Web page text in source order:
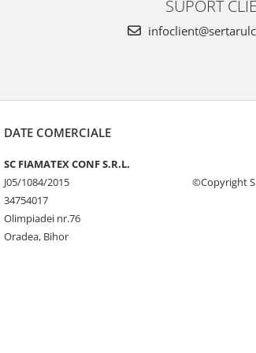
SUPORT
DATE COMERCIALE
SC FIAMATEX CONF S.R.L.
J05/1084/2015
34754017
Olimpiadei nr.76
Oradea, Bihor
©Copyright